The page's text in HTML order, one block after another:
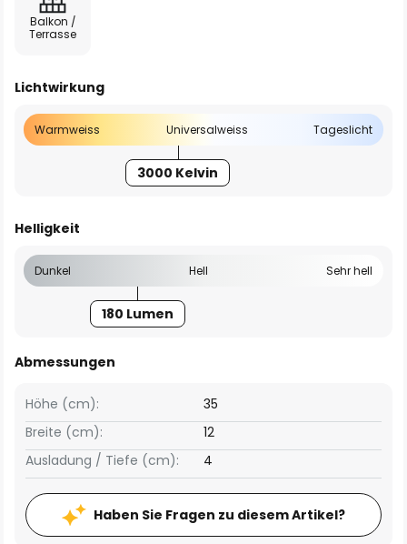
Balkon /
Terrasse
Lichtwirkung
Warmweiss Universalweiss Tageslicht
3000 Kelvin
Helligkeit
Dunkel Hell Sehr hell
180 Lumen
Abmessungen
Breite (cm): 12
Höhe (cm): 35
Ausladung / Tiefe (cm): 4
Haben Sie Fragen zu diesem Artikel?